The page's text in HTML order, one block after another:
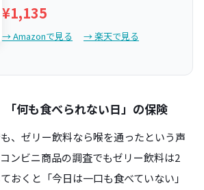
¥1,135
→ Amazonで見る → 楽天で見る
何も食べられない日」の保険
、ゼリー飲料なら喉を通ったという声
ンビニ商品の調査でもゼリー飲料は2
おくと「今日は一口も食べていない」